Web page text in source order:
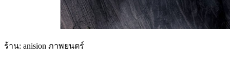
ร้าน: anision ภาพยนตร์